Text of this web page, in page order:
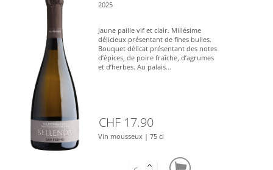
2025
Jaune paille vif et clair. Millésime
délicieux présentant de fines bulles.
Bouquet délicat présentant des notes
d’épices, de poire fraîche, d’agrumes
et d’herbes. Au palais...
CHF 17.90
Vin mousseux | 75 cl